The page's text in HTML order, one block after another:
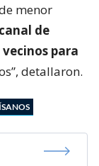
menor
de
para
detallaron.